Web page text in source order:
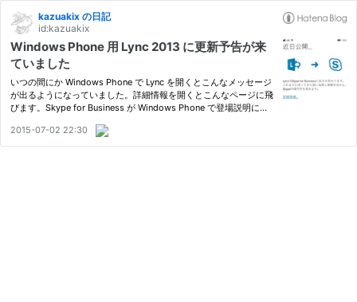
kazuakix の日記
id:kazuakix
Windows Phone 用 Lync 2013 に更新予告が来
ていました
いつの間にか Windows Phone で Lync を開くとこんなメッセージ
が出るようになっていました。詳細情報を開くとこんなページに飛
びます。Skype for Business が Windows Phone で登場説明によ
観が一新され、シンプルな操作も実現」 するんだそうです。 新し
い …
2015-07-02 22:30